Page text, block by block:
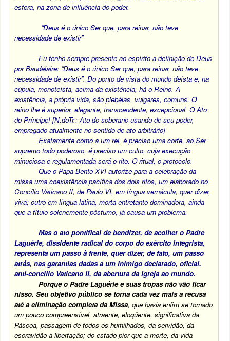
esfera, na zona de influência do poder.
“Deus é o único Ser que, para reinar, não teve
necessidade de existir”
Eu tenho sempre presente ao espírito a definição de Deus
por Baudelaire: “Deus é o único Ser que, para reinar, não teve
necessidade de existir”. Do ponto de vista do mundo deísta e, na
cúpula, monoteísta, acima da existência, há o Reino. A
existência, a própria vida, são plebéias, vulgares, comuns. O
reino lhe é superior, elegante, transcendente, excepcional. O Ato
do Príncipe! [N.doTr.: Ato do soberano usando de seu poder,
empregado atualmente no sentido de ato arbitrário]
Exatamente como a um rei, é preciso uma corte, ao Ser
supremo todo poderoso, é preciso um culto, cuja execução
minuciosa e regulamentada será o rito. O ritual, o protocolo.
Que o Papa Bento XVI autorize para a celebração da
missa uma coexistência pacífica dos dois ritos, um elaborado no
Concílio Vaticano II, de Paulo VI, em língua vernácula, quer dizer,
viva; outro em língua latina, morta entretanto dominadora, ainda
que a título solenemente póstumo, já causa um problema.
Mas o ato pontifical de bendizer, de acolher o Padre
Laguérie, dissidente radical do corpo do exército integrista,
representa um passo à frente, quer dizer, de fato, um passo
atrás, nas garantias dadas a um inimigo declarado, oficial,
anti-concílio Vaticano II, da abertura da Igreja ao mundo.
Porque o Padre Laguérie e suas tropas não vão ficar
nisso. Seu objetivo público se torna cada vez mais a recusa
até a eliminação completa da Missa, que havia enfim se tornado
um pouco compreensível, atraente, eloqüente, significativa da
Páscoa, passagem de todos os humilhados, da servidão, da
escravidão à libertação; do estado pior que a morte, da vida